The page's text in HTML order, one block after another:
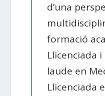
d’una
formació
Llicenciada
laude en
Llicenciada